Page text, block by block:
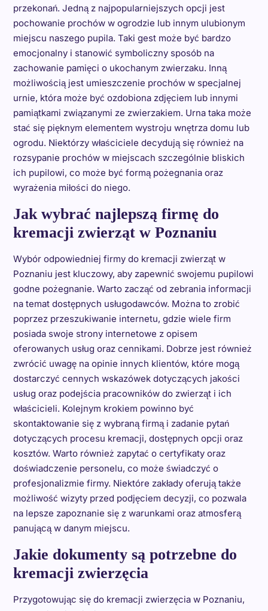
przekonań. Jedną z najpopularniejszych opcji jest
pochowanie prochów w ogrodzie lub innym ulubionym
miejscu naszego pupila. Taki gest może być bardzo
emocjonalny i stanowić symboliczny sposób na
zachowanie pamięci o ukochanym zwierzaku. Inną
możliwością jest umieszczenie prochów w specjalnej
urnie, która może być ozdobiona zdjęciem lub innymi
pamiątkami związanymi ze zwierzakiem. Urna taka może
stać się pięknym elementem wystroju wnętrza domu lub
ogrodu. Niektórzy właściciele decydują się również na
rozsypanie prochów w miejscach szczególnie bliskich
ich pupilowi, co może być formą pożegnania oraz
wyrażenia miłości do niego.
Jak wybrać najlepszą firmę do
kremacji zwierząt w Poznaniu
Wybór odpowiedniej firmy do kremacji zwierząt w
Poznaniu jest kluczowy, aby zapewnić swojemu pupilowi
godne pożegnanie. Warto zacząć od zebrania informacji
na temat dostępnych usługodawców. Można to zrobić
poprzez przeszukiwanie internetu, gdzie wiele firm
posiada swoje strony internetowe z opisem
oferowanych usług oraz cennikami. Dobrze jest również
zwrócić uwagę na opinie innych klientów, które mogą
dostarczyć cennych wskazówek dotyczących jakości
usług oraz podejścia pracowników do zwierząt i ich
właścicieli. Kolejnym krokiem powinno być
skontaktowanie się z wybraną firmą i zadanie pytań
dotyczących procesu kremacji, dostępnych opcji oraz
kosztów. Warto również zapytać o certyfikaty oraz
doświadczenie personelu, co może świadczyć o
profesjonalizmie firmy. Niektóre zakłady oferują także
możliwość wizyty przed podjęciem decyzji, co pozwala
na lepsze zapoznanie się z warunkami oraz atmosferą
panującą w danym miejscu.
Jakie dokumenty są potrzebne do
kremacji zwierzęcia
Przygotowując się do kremacji zwierzęcia w Poznaniu,